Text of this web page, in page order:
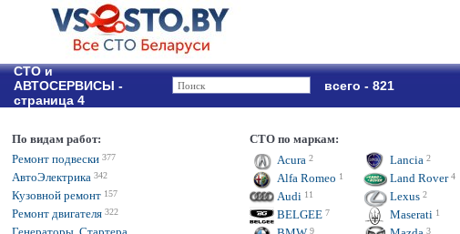
СТО и
АВТОСЕРВИСЫ -
страница 4
всего - 821
По видам работ:
СТО по маркам:
Ремонт подвески 377
АвтоЭлектрика 342
Кузовной ремонт 157
Ремонт двигателя 322
Acura 2
Alfa Romeo 1
Audi 11
BELGEE 7
9
Lancia 2
Land Rover 4
Lexus 2
Maserati 1
3